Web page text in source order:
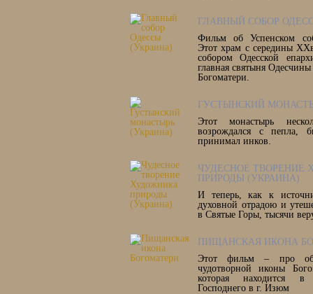
ГЛАВНЫЙ СОБОР
Фильм об Успенском
Этот храм с середины
собором Одесской
главная святыня
Богоматери.
ГУСТЫНСКИЙ
Этот монастырь
возрождался с пепла,
принимал инков.
ЧУДЕСНОЕ ТВОРЕНИЕ
ПРИРОДЫ (УКРАИНА)
И теперь, как к
духовной отрадою и
в Святые Горы, тысячи
ПИЩАНСКАЯ ИКОНА
Этот фильм – про
чудотворной иконы
которая находится в
Господнего в г. Изюм